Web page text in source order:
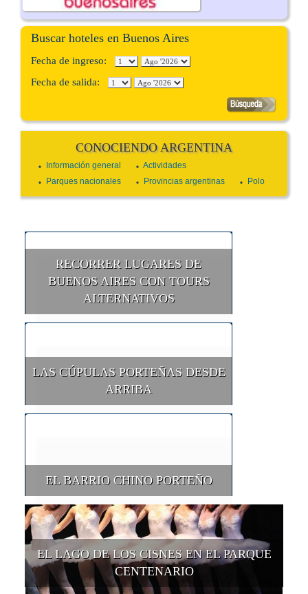
Buscar hoteles en Buenos Aires
Fecha de ingreso:
Fecha de salida:
CONOCIENDO ARGENTINA
Información general
Actividades
Parques nacionales
Provincias argentinas Polo
RECORRER LUGARES DE
BUENOS AIRES CON TOURS
ALTERNATIVOS
LAS CÚPULAS PORTEÑAS DESDE
ARRIBA
EL BARRIO CHINO PORTEÑO
EL LAGO DE LOS CISNES EN EL PARQUE
CENTENARIO